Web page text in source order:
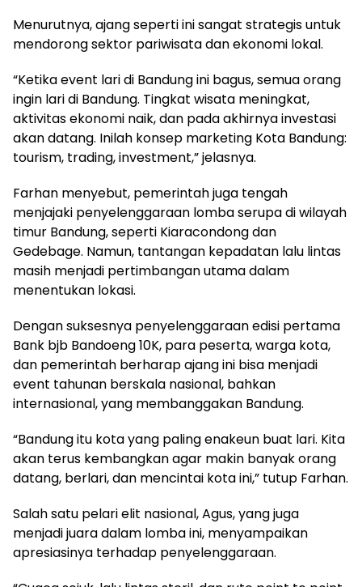
Menurutnya, ajang seperti ini sangat strategis untuk
mendorong sektor pariwisata dan ekonomi lokal.
“Ketika event lari di Bandung ini bagus, semua orang
ingin lari di Bandung. Tingkat wisata meningkat,
aktivitas ekonomi naik, dan pada akhirnya investasi
akan datang. Inilah konsep marketing Kota Bandung:
tourism, trading, investment,” jelasnya.
Farhan menyebut, pemerintah juga tengah
menjajaki penyelenggaraan lomba serupa di wilayah
timur Bandung, seperti Kiaracondong dan
Gedebage. Namun, tantangan kepadatan lalu lintas
masih menjadi pertimbangan utama dalam
menentukan lokasi.
Dengan suksesnya penyelenggaraan edisi pertama
Bank bjb Bandoeng 10K, para peserta, warga kota,
dan pemerintah berharap ajang ini bisa menjadi
event tahunan berskala nasional, bahkan
internasional, yang membanggakan Bandung.
“Bandung itu kota yang paling enakeun buat lari. Kita
akan terus kembangkan agar makin banyak orang
datang, berlari, dan mencintai kota ini,” tutup Farhan.
Salah satu pelari elit nasional, Agus, yang juga
menjadi juara dalam lomba ini, menyampaikan
apresiasinya terhadap penyelenggaraan.